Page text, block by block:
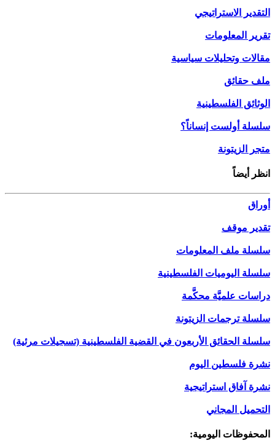
التقدير الاستراتيجي
تقرير المعلومات
مقالات وتحليلات سياسية
ملف حقائق
الوثائق الفلسطينية
سلسلة أولست إنساناً؟
متجر الزيتونة
انظر أيضاً
أوراق
تقدير موقف
سلسلة ملف المعلومات
سلسلة اليوميات الفلسطينية
دراسات علميَّة محكَّمة
سلسلة ترجمات الزيتونة
سلسلة الحقائق الأربعون في القضية الفلسطينية (تسجيلات مرئية)
نشرة فلسطين اليوم
نشرة آفاق استراتيجية
التحميل المجاني
المحفوظات اليومية: